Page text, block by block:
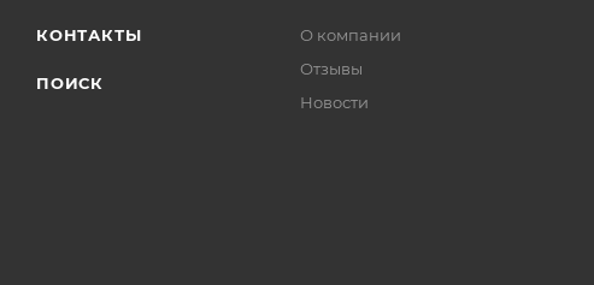
КОНТАКТЫ
ПОИСК
О компании
Отзывы
Новости